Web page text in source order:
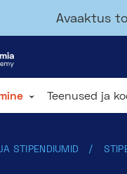
Avaaktus
Teenused ja
STIPENDIUMID